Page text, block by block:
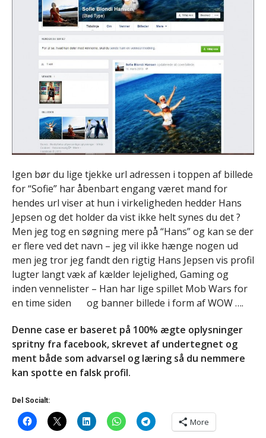
Igen bør du lige tjekke url adressen i toppen af billede
for “Sofie” har åbenbart engang været mand for
hendes url viser at hun i virkeligheden hedder Hans
Jepsen og det holder da vist ikke helt synes du det ?
Men jeg tog en søgning mere på “Hans” og kan se der
er flere ved det navn – jeg vil ikke hænge nogen ud
men jeg tror jeg fandt den rigtig Hans Jepsen vis profil
lugter langt væk af kælder lejelighed, Gaming og
inden vennelister – Han har lige spillet Mob Wars for
en time siden
og banner billede i form af WOW ….
Denne case er baseret på 100% ægte oplysninger
spritny fra facebook, skrevet af undertegnet og
ment både som advarsel og læring så du nemmere
kan spotte en falsk profil.
Del Socialt:
More